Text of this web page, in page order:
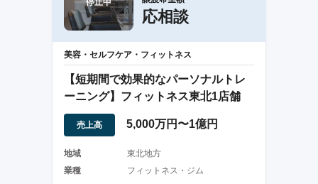
停止中
応相談
美容・セルフケア・フィットネス
【短期間で効果的なパーソナルトレ
ーニング】フィットネス東北1店舗
売上高 5,000万円〜1億円
地域
東北地方
業種
フィットネス・ジム